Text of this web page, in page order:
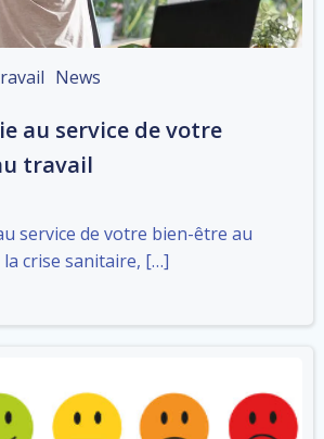
News
au service de votre
travail
service de votre bien-être au
crise sanitaire, […]